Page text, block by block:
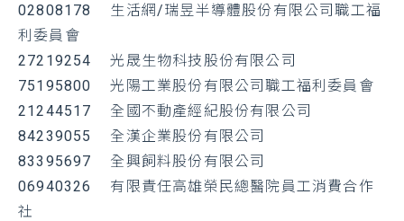
02808178
生活網/瑞昱半導體股份有限公司職工福
利委員會
27219254 光晟生物科技股份有限公司
75195800 光陽工業股份有限公司職工福利委員會
21244517 全國不動產經紀股份有限公司
84239055 全漢企業股份有限公司
83395697 全興飼料股份有限公司
06940326 有限責任高雄榮民總醫院員工消費合作
社